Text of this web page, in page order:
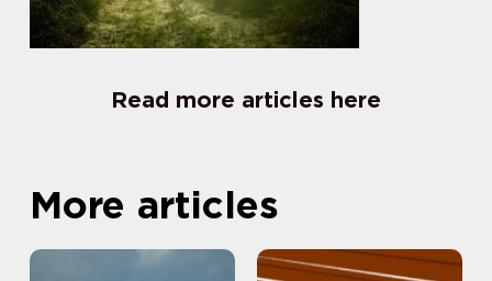
Read more articles here
More articles